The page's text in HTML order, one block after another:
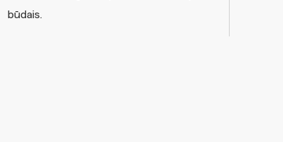
būdais.